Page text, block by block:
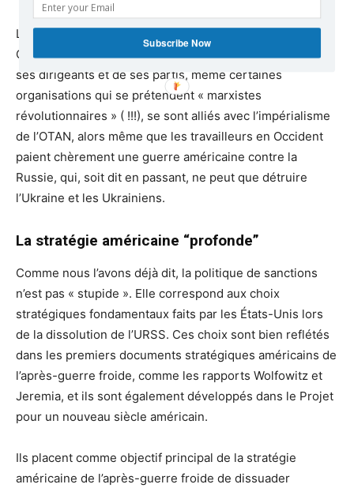
La situation désastreuse actuelle de la gauche en
Occident a beaucoup à voir avec le fait que la majorité de
ses dirigeants et de ses partis, même certaines
organisations qui se prétendent « marxistes
révolutionnaires » ( !!!), se sont alliés avec l’impérialisme
de l’OTAN, alors même que les travailleurs en Occident
paient chèrement une guerre américaine contre la
Russie, qui, soit dit en passant, ne peut que détruire
l’Ukraine et les Ukrainiens.
La stratégie américaine “profonde”
Comme nous l’avons déjà dit, la politique de sanctions
n’est pas « stupide ». Elle correspond aux choix
stratégiques fondamentaux faits par les États-Unis lors
de la dissolution de l’URSS. Ces choix sont bien reflétés
dans les premiers documents stratégiques américains de
l’après-guerre froide, comme les rapports Wolfowitz et
Jeremia, et ils sont également développés dans le Projet
pour un nouveau siècle américain.
Ils placent comme objectif principal de la stratégie
américaine de l’après-guerre froide de dissuader
Subscribe Now